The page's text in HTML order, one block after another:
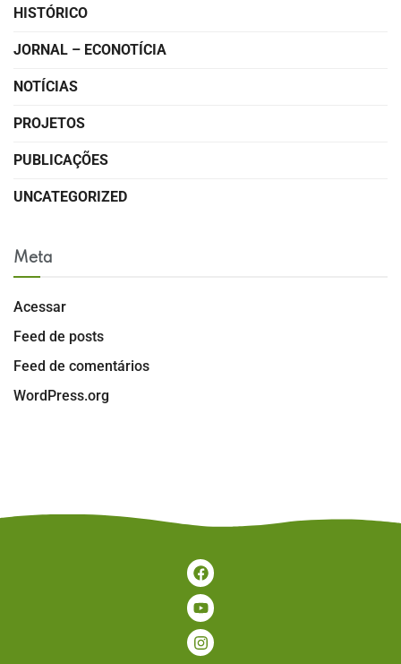
HISTÓRICO
JORNAL – ECONOTÍCIA
NOTÍCIAS
PROJETOS
PUBLICAÇÕES
UNCATEGORIZED
Meta
Acessar
Feed de posts
Feed de comentários
WordPress.org